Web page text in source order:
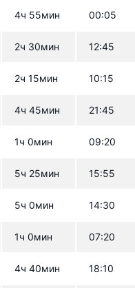
4ч 55мин 00:05
2ч 30мин 12:45
2ч 15мин 10:15
4ч 45мин 21:45
1ч 0мин 09:20
5ч 25мин 15:55
5ч 0мин 14:30
1ч 0мин 07:20
4ч 40мин 18:10